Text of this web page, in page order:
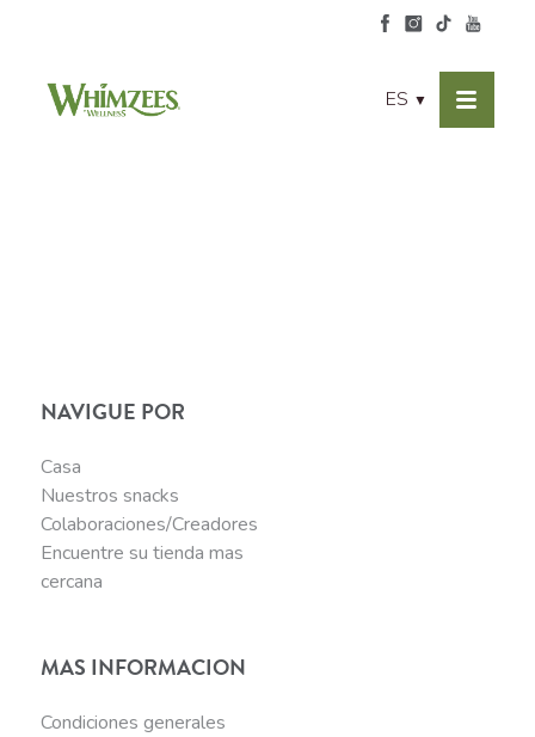
ES ▼
NAVIGUE POR
Casa
Nuestros snacks
Colaboraciones/Creadores
Encuentre su tienda mas
cercana
MAS INFORMACION
Condiciones generales